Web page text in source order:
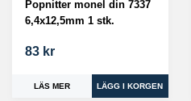
Popnitter monel din 7337
6,4x12,5mm 1 stk.
83 kr
LÄS MER